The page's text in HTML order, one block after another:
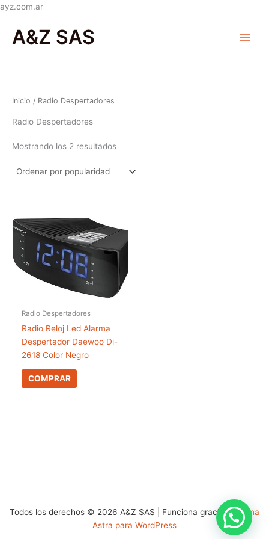
ayz.com.arIr
contenido
A&Z SAS
Menu
Inicio / Radio Despertadores
Radio Despertadores
Mostrando los 2 resultados
Radio Despertadores
Radio Reloj Led Alarma
Despertador Daewoo Di-
2618 Color Negro
COMPRAR
Todos los derechos © 2026 A&Z SAS | Funciona gracias aTema
Astra para WordPress